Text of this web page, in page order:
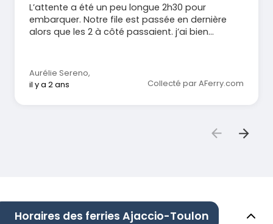
L’attente a été un peu longue 2h30 pour
embarquer. Notre file est passée en dernière
alors que les 2 à côté passaient. j’ai bien
notre file a dû autant patienter.. sinon rien à dire
sur le reste.
Aurélie Sereno,
il y a 2 ans
Collecté par AFerry.com
Horaires des ferries Ajaccio-Toulon